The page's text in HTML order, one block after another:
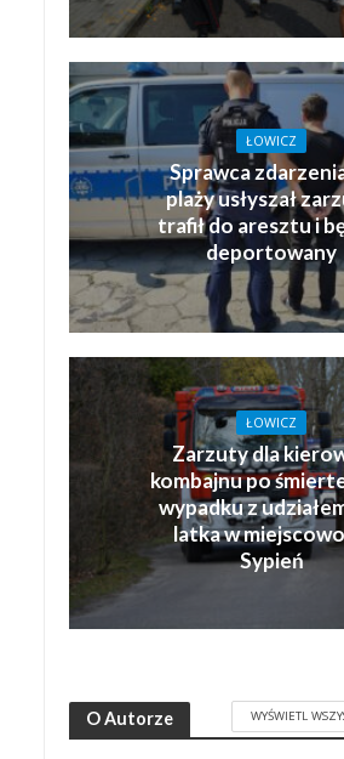
ŁOWICZ
Sprawca
plaży usłyszał
trafił do aresztu i
deportowany
ŁOWICZ
Zarzuty dla
kombajnu po
wypadku z
latka w
Sypień
O Autorze WYŚWIETL